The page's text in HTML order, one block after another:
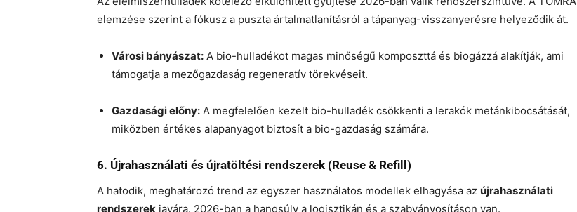
elemzése szerint a fókusz a puszta ártalmatlanításról a tápanyag-visszanyerésre helyeződik át.
Városi bányászat: A bio-hulladékot magas minőségű komposzttá és biogázzá alakítják, ami
támogatja a mezőgazdaság regeneratív törekvéseit.
Gazdasági előny: A megfelelően kezelt bio-hulladék csökkenti a lerakók metánkibocsátását,
miközben értékes alapanyagot biztosít a bio-gazdaság számára.
6. Újrahasználati és újratöltési rendszerek (Reuse & Refill)
A hatodik, meghatározó trend az egyszer használatos modellek elhagyása az újrahasználati
rendszerek javára. 2026-ban a hangsúly a logisztikán és a szabványosításon van.